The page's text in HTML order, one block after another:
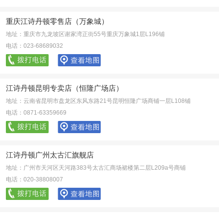
重庆江诗丹顿零售店（万象城）
地址：重庆市九龙坡区谢家湾正街55号重庆万象城1层L196铺
电话：023-68689032
江诗丹顿昆明专卖店（恒隆广场店）
地址：云南省昆明市盘龙区东风东路21号昆明恒隆广场商铺一层L108铺
电话：0871-63359669
江诗丹顿广州太古汇旗舰店
地址：广州市天河区天河路383号太古汇商场裙楼第二层L209a号商铺
电话：020-38808007